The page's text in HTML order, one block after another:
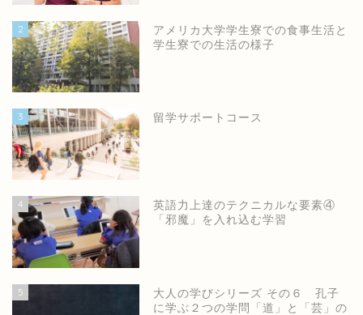
2
アメリカ大学学生寮での食事生活と
学生寮での生活の様子
3 留学サポートコース
4
英語力上達のテクニカルな要素④
「邪魔」を入れ込む学習
5
大人の学びシリーズ その６ 孔子
に学ぶ２つの学問「道」と「芸」の